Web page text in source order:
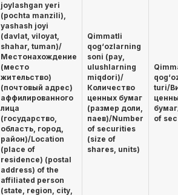
joylashgan yeri
(pochta manzili),
yashash joyi
(davlat, viloyat,
shahar, tuman)/
Местонахождение
(место
жительство)
(почтовый адрес)
аффилированного
лица
(государство,
область, город,
район)/Location
(place of
residence) (postal
address) of the
affiliated person
(state, region, city,
Qimmatli
qog‘ozlarning
soni (pay,
ulushlarning
miqdori)/
Количество
ценных бумаг
(размер доли,
паев)/Number
of securities
(size of
shares, units)
turi/
of